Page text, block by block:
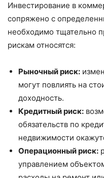
Инвестирование в
сопряжено с
необходимо тщательно
рискам относятся:
Рыночный риск:
могут повлиять на
доходность.
Кредитный риск:
обязательств по
недвижимости
Операционный риск:
управлением